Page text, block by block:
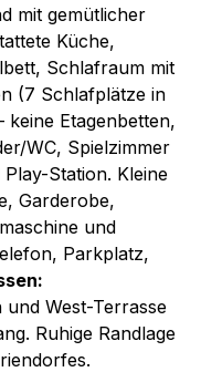
mit gemütlicher
Küche,
Schlafraum mit
(7 Schlafplätze in
keine Etagenbetten,
WC, Spielzimmer
Station. Kleine
Garderobe,
und
Parkplatz,
West-Terrasse
Ruhige Randlage